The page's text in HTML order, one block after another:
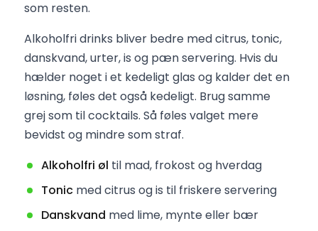
som resten.
Alkoholfri drinks bliver bedre med citrus, tonic,
danskvand, urter, is og pæn servering. Hvis du
hælder noget i et kedeligt glas og kalder det en
løsning, føles det også kedeligt. Brug samme
grej som til cocktails. Så føles valget mere
bevidst og mindre som straf.
Alkoholfri øl til mad, frokost og hverdag
Tonic med citrus og is til friskere servering
Danskvand med lime, mynte eller bær